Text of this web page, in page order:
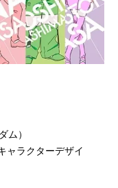
ム）
ャラクターデザイ